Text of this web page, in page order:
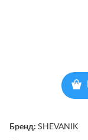
Бренд: SHEVANIK